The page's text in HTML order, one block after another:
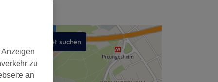
In diesem Gebiet suchen
,
zu
an